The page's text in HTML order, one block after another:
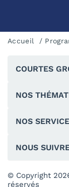
Accueil
COURTES
NOS
NOS
NOUS
© Copyright
réservés